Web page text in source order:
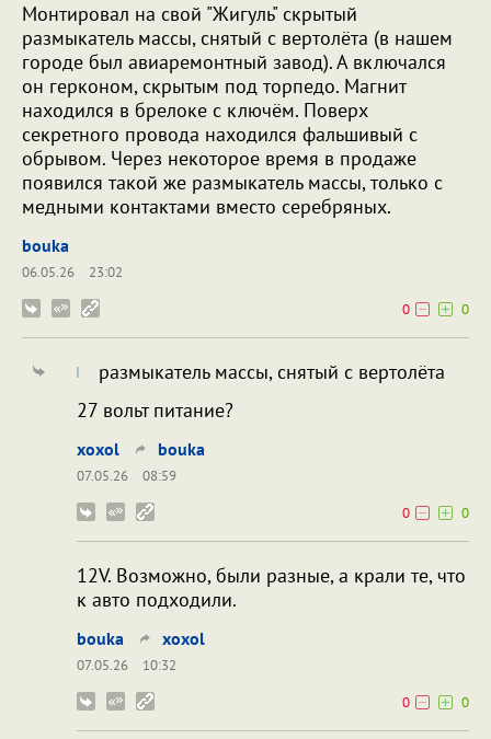
Монтировал на свой "Жигуль" скрытый
размыкатель массы, снятый с вертолёта (в нашем
городе был авиаремонтный завод). А включался
он герконом, скрытым под торпедо. Магнит
находился в брелоке с ключём. Поверх
секретного провода находился фальшивый с
обрывом. Через некоторое время в продаже
появился такой же размыкатель массы, только с
медными контактами вместо серебряных.
bouka
06.05.26
23:02
0
0
размыкатель массы, снятый с вертолёта
27 вольт питание?
xoxol bouka
07.05.26
08:59
0
0
12V. Возможно, были разные, а крали те, что
к авто подходили.
bouka xoxol
07.05.26
10:32
0
0